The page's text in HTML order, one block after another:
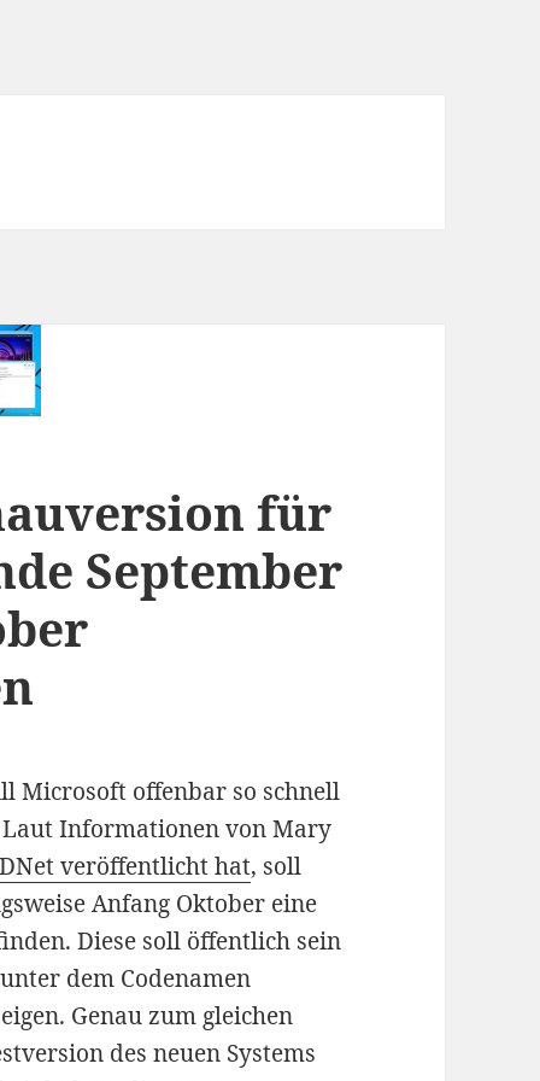
für
September
Microsoft offenbar so schnell
Informationen von Mary
veröffentlicht hat, soll
Anfang Oktober eine
Diese soll öffentlich sein
dem Codenamen
Genau zum gleichen
des neuen Systems